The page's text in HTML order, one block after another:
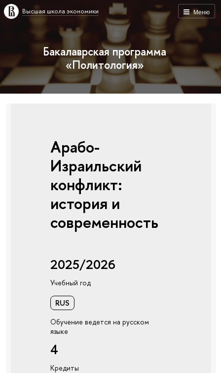
Меню
Высшая школа экономики
Бакалаврская программа
«Политология»
Арабо-
Израильский
конфликт:
история и
современность
2025/2026
Учебный год
RUS
Обучение ведется на русском
языке
4
Кредиты